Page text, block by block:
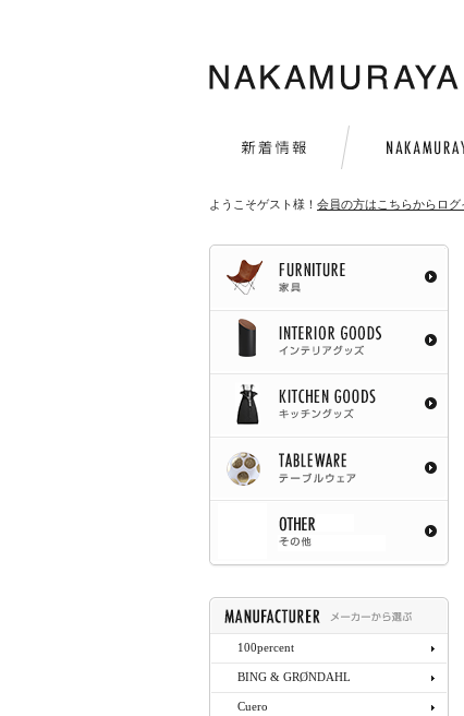
ようこそゲスト様！ 会員の方はこちらからログ
100percent
BING & GRØNDAHL
Cuero